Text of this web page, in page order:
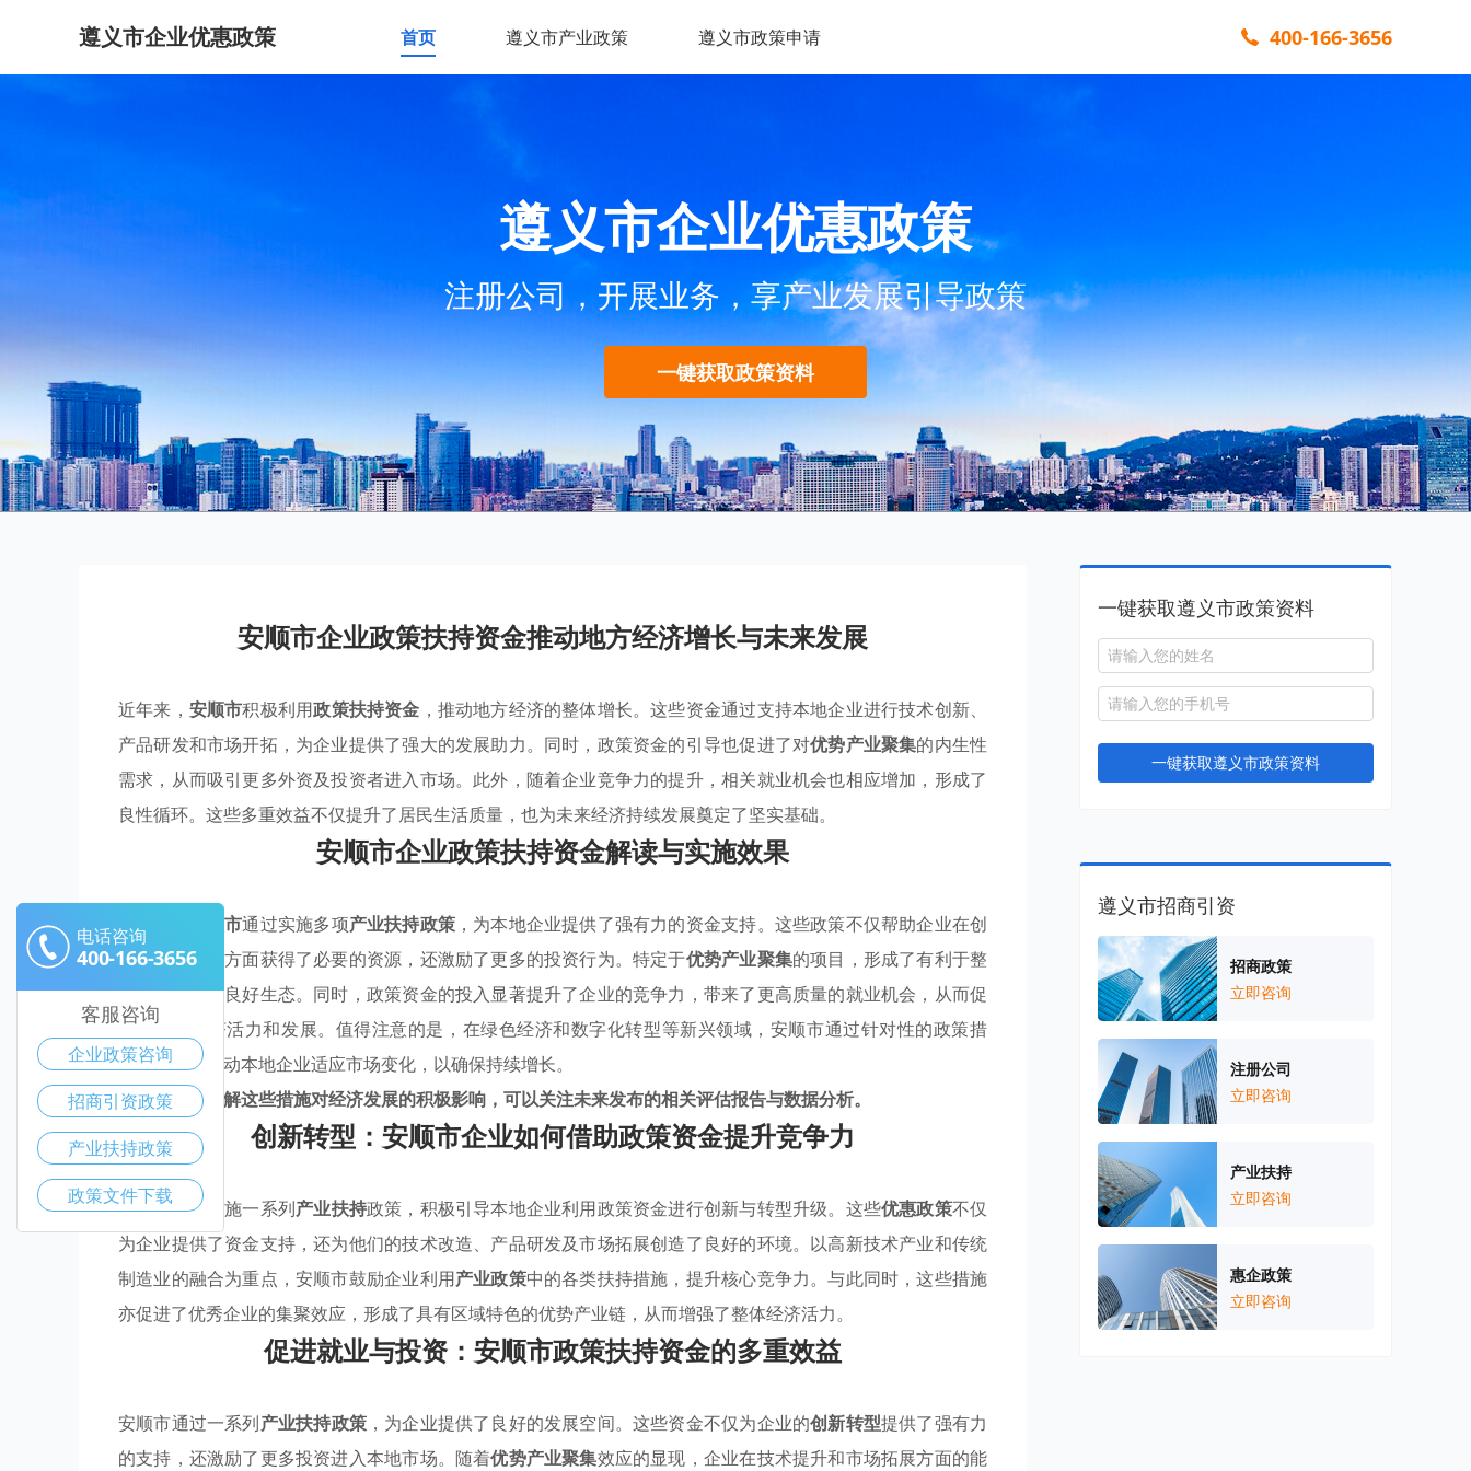
遵义市企业优惠政策 首页 遵义市产业政策 遵义市政策申请 400-166-3656
遵义市企业优惠政策
注册公司，开展业务，享产业发展引导政策
一键获取政策资料
安顺市企业政策扶持资金推动地方经济增长与未来发展
近年来， 安顺市积极利用政策扶持资金 ，推动地方经济的整体增长。这些资金通过支持本地企业进行技术创新、
产品研发和市场开拓，为企业提供了强大的发展助力。同时，政策资金的引导也促进了对优势产业聚集的内生性
需求，从而吸引更多外资及投资者进入市场。此外，随着企业竞争力的提升，相关就业机会也相应增加，形成了
良性循环。这些多重效益不仅提升了居民生活质量，也为未来经济持续发展奠定了坚实基础。
安顺市企业政策扶持资金解读与实施效果
近几年， 安顺市通过实施多项产业扶持政策，为本地企业提供了强有力的资金支持。这些政策不仅帮助企业在创
新和转型升级方面获得了必要的资源，还激励了更多的投资行为。特定于优势产业聚集的项目，形成了有利于整
体经济发展的良好生态。同时，政策资金的投入显著提升了企业的竞争力，带来了更高质量的就业机会，从而促
进了地区经济活力和发展。值得注意的是，在绿色经济和数字化转型等新兴领域，安顺市通过针对性的政策措
施，正不断推动本地企业适应市场变化，以确保持续增长。
为了进一步了解这些措施对经济发展的积极影响，可以关注未来发布的相关评估报告与数据分析。
创新转型：安顺市企业如何借助政策资金提升竞争力
安顺市通过实施一系列产业扶持政策，积极引导本地企业利用政策资金进行创新与转型升级。这些优惠政策不仅
为企业提供了资金支持，还为他们的技术改造、产品研发及市场拓展创造了良好的环境。以高新技术产业和传统
制造业的融合为重点，安顺市鼓励企业利用产业政策中的各类扶持措施，提升核心竞争力。与此同时，这些措施
亦促进了优秀企业的集聚效应，形成了具有区域特色的优势产业链，从而增强了整体经济活力。
促进就业与投资：安顺市政策扶持资金的多重效益
安顺市通过一系列产业扶持政策，为企业提供了良好的发展空间。这些资金不仅为企业的创新转型提供了强有力
的支持，还激励了更多投资进入本地市场。随着优势产业聚集效应的显现，企业在技术提升和市场拓展方面的能
一键获取遵义市政策资料
一键获取遵义市政策资料
遵义市招商引资
招商政策
立即咨询
注册公司
立即咨询
产业扶持
立即咨询
惠企政策
立即咨询
电话咨询
400-166-3656
客服咨询
企业政策咨询
招商引资政策
产业扶持政策
政策文件下载